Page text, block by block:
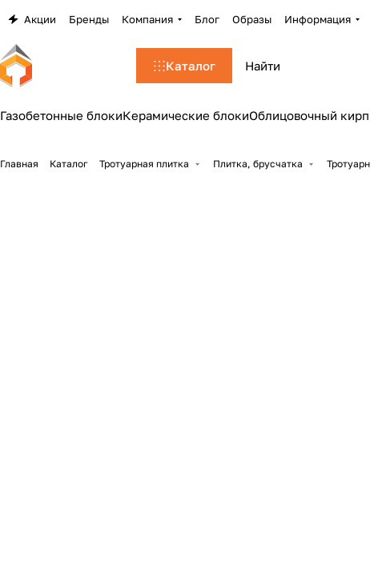
Акции Бренды Компания Блог Образы Информация
Каталог
Газобетонные блокиКерамические блокиОблицовочный
Главная Каталог Тротуарная плитка Плитка, брусчатка